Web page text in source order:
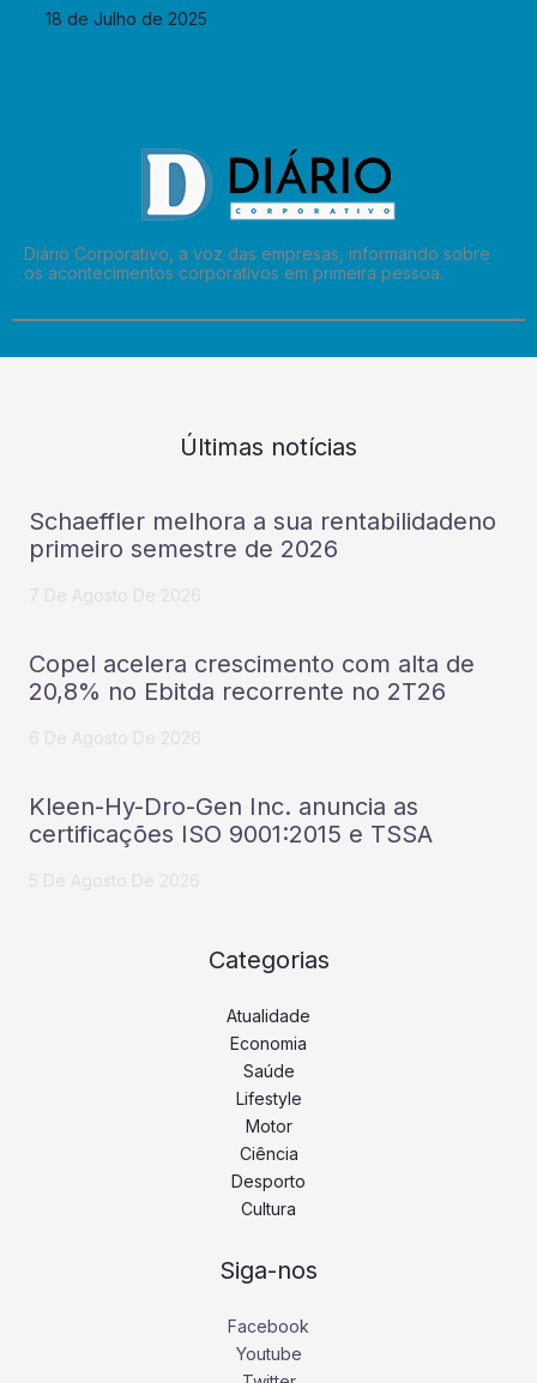
18 de Julho de 2025
Diário Corporativo, a voz das empresas, informando sobre
os acontecimentos corporativos em primeira pessoa.
Últimas notícias
Schaeffler melhora a sua rentabilidadeno
primeiro semestre de 2026
Copel acelera crescimento com alta de
20,8% no Ebitda recorrente no 2T26
Kleen-Hy-Dro-Gen Inc. anuncia as
certificações ISO 9001:2015 e TSSA
Categorias
Atualidade
Economia
Saúde
Lifestyle
Motor
Ciência
Desporto
Cultura
Siga-nos
Facebook
Youtube